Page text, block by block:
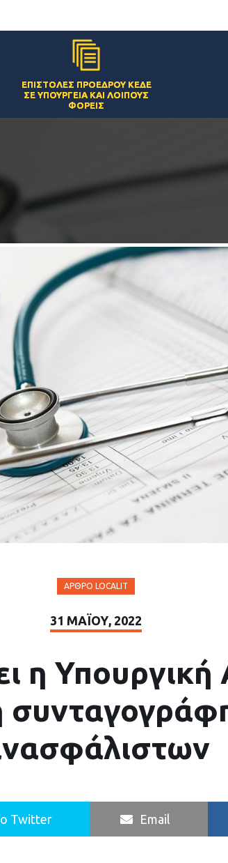
ΕΠΙΣΤΟΛΈΣ ΠΡΟΈΔΡΟΥ ΚΕΔΕ
ΣΕ ΥΠΟΥΡΓΕΊΑ ΚΑΙ ΛΟΙΠΟΎΣ
ΦΟΡΕΊΣ
ΆΡΘΡΟ LOCALIT
31 ΜΑΪ́ΟΥ, 2022
η
Twitter Email